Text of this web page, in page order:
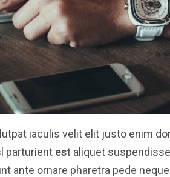
iaculis velit elit justo enim
parturient est aliquet
ante ornare pharetra pede